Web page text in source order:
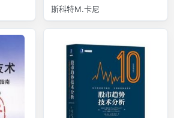
斯科特M.卡尼